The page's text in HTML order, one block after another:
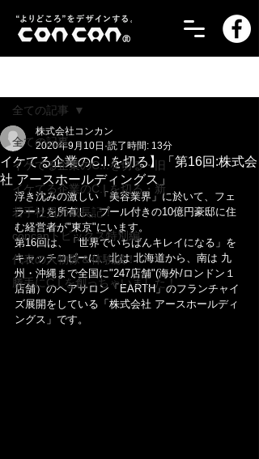
全ての記事
イケてる企業のC.I.を切る・旧
イケてる企業のC.I.を切る・新
若手社員の成長記！
concanトピックス特別編
代表の人物像＆体験談！
勝手にC.I.を創っちゃいました！
全ての記事
イケてる企業のC.I.を切る】「第16回:株式会
社 アースホールディングス」
株式会社コンカン
2020年9月10日 読了時間: 13分
浮き沈みの激しい「美容業界」に於いて、フェ
ラーリを所有し、プール付きの10億円豪邸に住
む経営者が"東京"にいます。
第16回は、「世界でいちばんキレイになる」を
キャッチコピーに、北は 北海道から、南は 九
州・沖縄まで全国に"247店舗"(海外/ロンドン１
店舗）のヘアサロン「EARTH」のフランチャイ
ズ展開をしている「株式会社 アースホールディ
ングス」です。